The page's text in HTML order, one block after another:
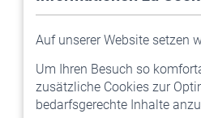
Auf unserer Website setzen
Um Ihren Besuch so
zusätzliche Cookies zur
bedarfsgerechte Inhalte